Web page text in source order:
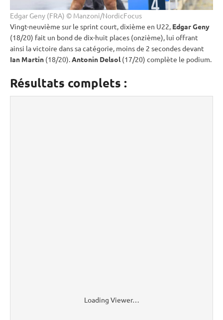
Edgar Geny (FRA) © Manzoni/NordicFocus
Vingt-neuvième sur le sprint court, dixième en U22, Edgar Geny
(18/20) fait un bond de dix-huit places (onzième), lui offrant
ainsi la victoire dans sa catégorie, moins de 2 secondes devant
Ian Martin (18/20).Antonin Delsol(17/20) complète le podium.
Résultats complets :
Loading Viewer…